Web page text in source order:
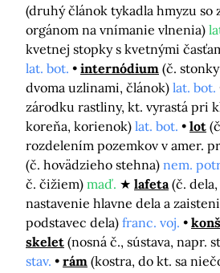
(druhý článok tykadla hmyzu so
orgánom na vnímanie vlnenia)
kvetnej stopky s kvetnými
lat. bot.
internódium (č.
dvoma uzlinami, článok) lat. bot.
zárodku rastliny, kt. vyrastá pri
koreňa, korienok) lat. bot. lot
rozdelením pozemkov v amer.
(č. hovädzieho stehna) nem.
č. čižiem) maď. lafeta (č.
nastavenie hlavne dela a
podstavec dela) franc. voj.
skelet (nosná č., sústava, napr.
stav.
rám (kostra, do kt. sa